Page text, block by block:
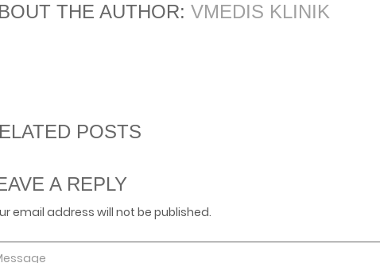
THE AUTHOR: VMEDIS KLINIK
POSTS
A REPLY
email address will not be published.